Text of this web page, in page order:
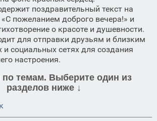
поздравительный текст на
пожеланием доброго вечера!» и
о красоте и душевности.
для отправки друзьям и близким
и социальных сетях для создания
настроения.
по темам. Выберите один из
разделов ниже ↓